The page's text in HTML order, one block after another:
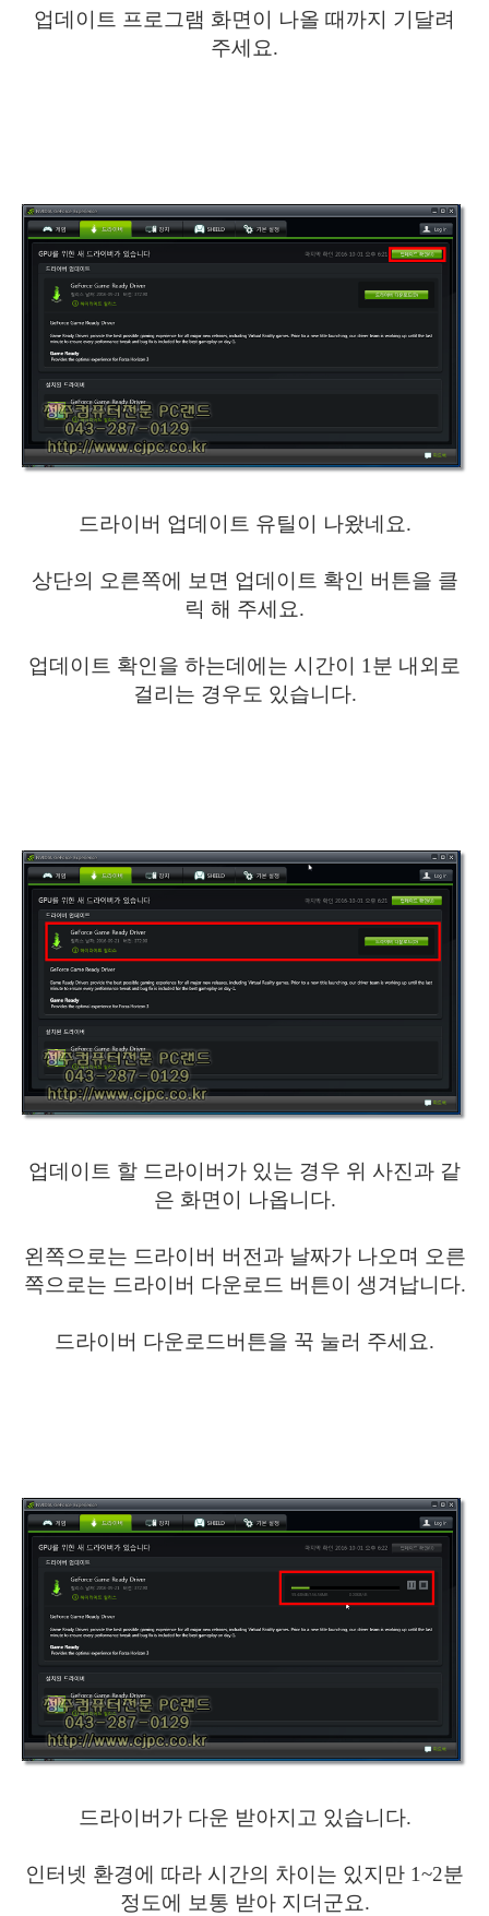
업데이트 프로그램 화면이 나올 때까지 기달려
주세요.
드라이버 업데이트 유틸이 나왔네요.
상단의 오른쪽에 보면 업데이트 확인 버튼을 클
릭 해 주세요.
업데이트 확인을 하는데에는 시간이 1분 내외로
걸리는 경우도 있습니다.
업데이트 할 드라이버가 있는 경우 위 사진과 같
은 화면이 나옵니다.
왼쪽으로는 드라이버 버전과 날짜가 나오며 오른
쪽으로는 드라이버 다운로드 버튼이 생겨납니다.
드라이버 다운로드버튼을 꾹 눌러 주세요.
드라이버가 다운 받아지고 있습니다.
인터넷 환경에 따라 시간의 차이는 있지만 1~2분
정도에 보통 받아 지더군요.